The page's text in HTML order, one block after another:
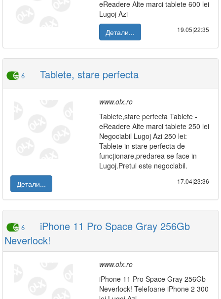
eReadere Alte marci tablete 600 lei
Lugoj Azi
Детали...
19.05|22:35
6 Tablete, stare perfecta
www.olx.ro
Tablete,stare perfecta Tablete -
eReadere Alte marci tablete 250 lei
Negociabil Lugoj Azi 250 lei:
Tablete in stare perfecta de
funcționare,predarea se face in
Lugoj.Pretul este negociabil.
Детали...
17.04|23:36
6
iPhone 11 Pro Space Gray 256Gb
Neverlock!
www.olx.ro
iPhone 11 Pro Space Gray 256Gb
Neverlock! Telefoane iPhone 2 300